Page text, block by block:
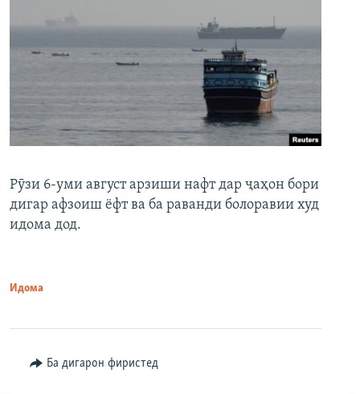
Рӯзи 6-уми август арзиши нафт дар ҷаҳон бори
дигар афзоиш ёфт ва ба раванди болоравии худ
идома дод.
Идома
Ба дигарон фиристед